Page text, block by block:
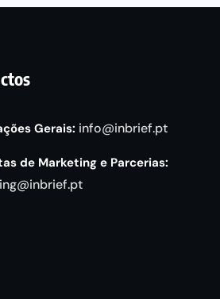
Gerais: info@inbrief.pt
de Marketing e Parcerias: